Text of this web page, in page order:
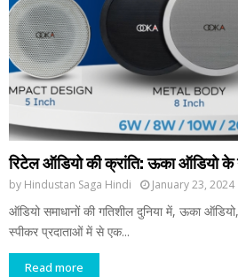
रिटेल ऑडियो की क्रांति: ऊका ऑडियो
by Hindustan Saga Hindi January 23, 2024
ऑडियो समाधानों की गतिशील दुनिया में, ऊका
स्पीकर प्रदाताओं में से एक...
Read more